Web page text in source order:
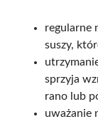
regularne
suszy,
sprzyja
rano lub
uważanie